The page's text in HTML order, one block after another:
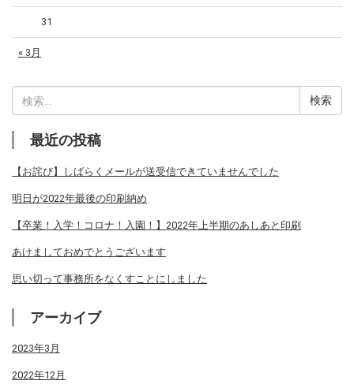
« 3月
31
索:
最近の投稿
【お詫び】しばらくメールが送受信できていませんでした
明日が2022年最後の印刷納め
【卒業！入学！コロナ！入園！】2022年上半期のあしあと印刷
あけましておめでとうございます
思い切って事務所をなくすことにしました
アーカイブ
2023年3月
2022年12月